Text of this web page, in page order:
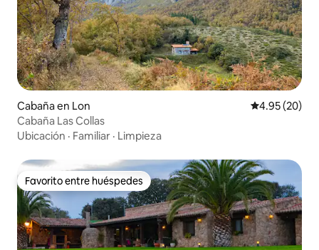
Cabaña en Lon Calificación
4.95 (20)
Cabaña Las Collas
Ubicación · Familiar · Limpieza
Favorito entre huéspedes
Favorito entre huéspedes